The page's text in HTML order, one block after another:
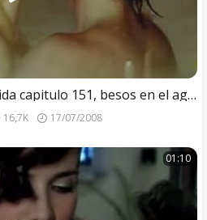
Natalia Oreiro, Sos Mi Vida capitulo 151, besos en el agua
16,7K 17/07/2008
01:10